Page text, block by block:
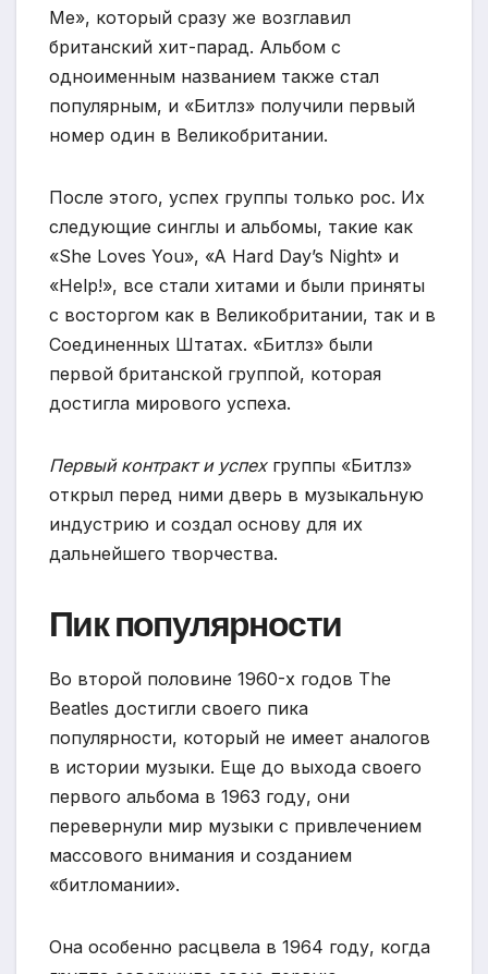
Me», который сразу же возглавил
британский хит-парад. Альбом с
одноименным названием также стал
популярным, и «Битлз» получили первый
номер один в Великобритании.
После этого, успех группы только рос. Их
следующие синглы и альбомы, такие как
«She Loves You», «A Hard Day’s Night» и
«Help!», все стали хитами и были приняты
с восторгом как в Великобритании, так и в
Соединенных Штатах. «Битлз» были
первой британской группой, которая
достигла мирового успеха.
Первый контракт и успехгруппы «Битлз»
открыл перед ними дверь в музыкальную
индустрию и создал основу для их
дальнейшего творчества.
Пик популярности
Во второй половине 1960-х годов The
Beatles достигли своего пика
популярности, который не имеет аналогов
в истории музыки. Еще до выхода своего
первого альбома в 1963 году, они
перевернули мир музыки с привлечением
массового внимания и созданием
«битломании».
Она особенно расцвела в 1964 году, когда